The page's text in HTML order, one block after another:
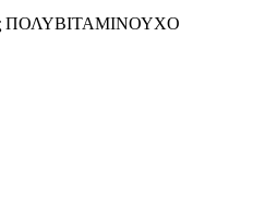
ΠΟΛΥΒΙΤΑΜΙΝΟΥΧΟ